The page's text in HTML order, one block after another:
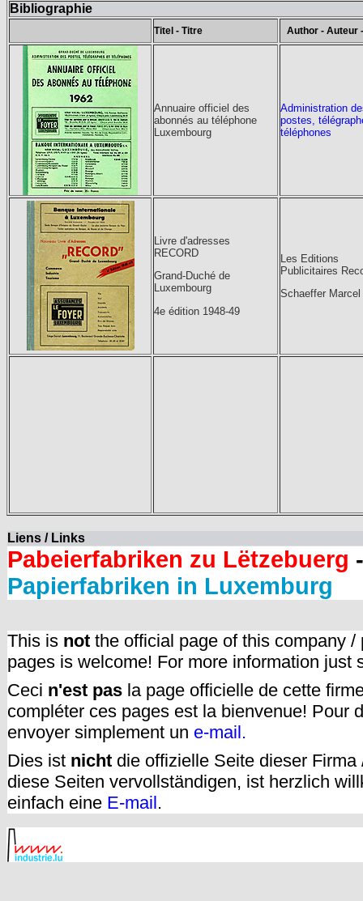
Bibliographie
Titel - Titre Author - Auteur
Annuaire officiel des
abonnés au téléphone
Luxembourg
Administration
postes,
téléphones
Livre d'adresses
RECORD
Grand-Duché de
Luxembourg
4e édition 1948-49
Les Editions
Publicitaires
Schaeffer Marcel
Liens / Links
Pabeierfabriken zu Lëtzebuerg
Papierfabriken in Luxemburg
This is not the official page of this company
pages is welcome! For more information just
Ceci n'est pas la page officielle de cette
compléter ces pages est la bienvenue! Pour
envoyer simplement un e-mail.
Dies ist nicht die offizielle Seite dieser
diese Seiten vervollständigen, ist herzlich
einfach eine E-mail.